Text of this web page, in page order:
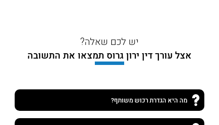
יש לכם שאלה?
אצל עורך דין ירון גרוס תמצאו את התשובה
מה היא הגדרת רכוש משותף?